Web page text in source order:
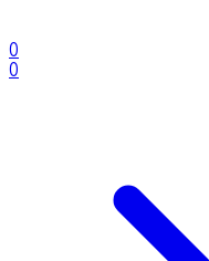
0
0